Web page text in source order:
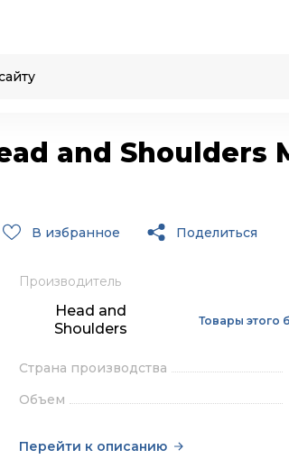
and Shoulders
В избранное Поделиться
Производитель
Head and
Shoulders
Товары этого
Страна производства
Объем
Перейти к описанию